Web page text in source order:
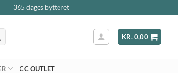
365 dages bytteret
KR.0,00
CC OUTLET